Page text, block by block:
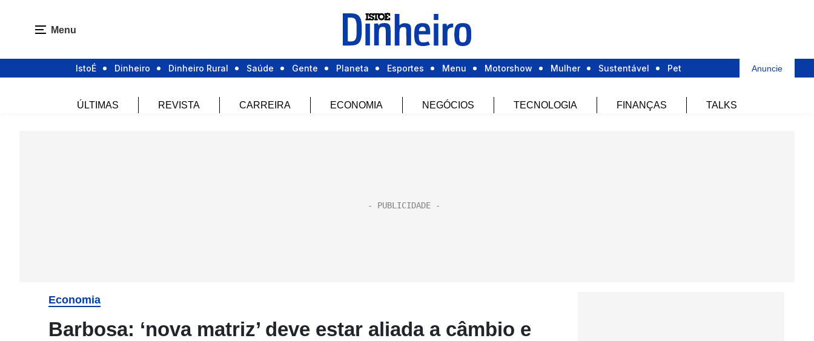
Menu
IstoÉ Dinheiro Dinheiro Rural Saúde Gente Planeta Esportes Menu Motorshow Mulher Sustentável Pet Anuncie
ÚLTIMAS REVISTA CARREIRA ECONOMIA NEGÓCIOS TECNOLOGIA FINANÇAS TALKS
Economia
Barbosa: ‘nova matriz’ deve estar aliada a câmbio e